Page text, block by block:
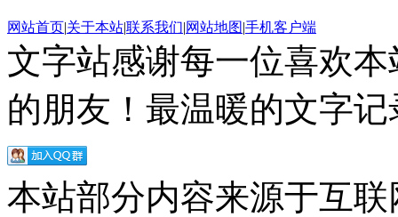
网站首页|关于本站|联系我们|网站地图|手机客户端
文字站感谢每一位喜欢
的朋友！最温暖的文字
本站部分内容来源于互